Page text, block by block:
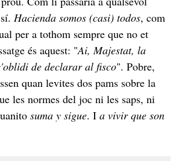
Hacienda somos (casi) todos, com
per a tothom sempre que no et
és aquest: "Ai, Majestat, la
de declarar al fisco". Pobre,
quan levites dos pams sobre la
les normes del joc ni les saps, ni
suma y sigue. I a vivir que son